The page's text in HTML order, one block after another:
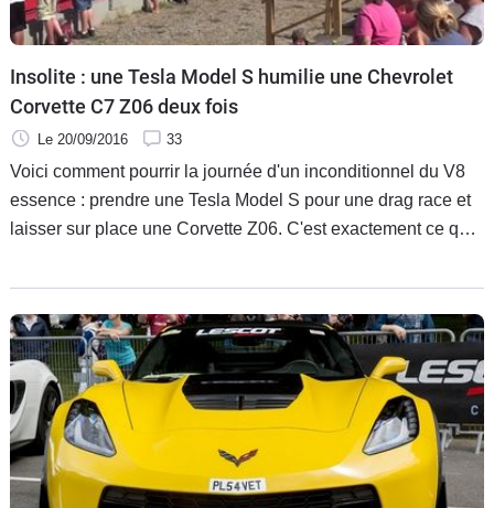
Insolite : une Tesla Model S humilie une Chevrolet
Corvette C7 Z06 deux fois
Le 20/09/2016 33
Voici comment pourrir la journée d'un inconditionnel du V8
essence : prendre une Tesla Model S pour une drag race et
laisser sur place une Corvette Z06. C'est exactement ce qui
vidéo... deux fois.